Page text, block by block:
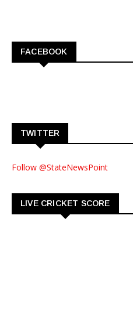
FACEBOOK
TWITTER
Follow @StateNewsPoint
LIVE CRICKET SCORE